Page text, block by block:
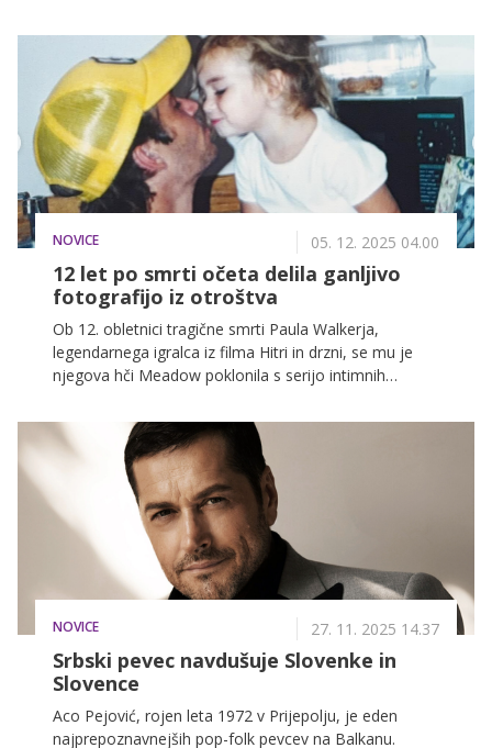
pred dobrim mesecem.
NOVICE 05. 12. 2025 04.00
12 let po smrti očeta delila ganljivo
fotografijo iz otroštva
Ob 12. obletnici tragične smrti Paula Walkerja,
legendarnega igralca iz filma Hitri in drzni, se mu je
njegova hči Meadow poklonila s serijo intimnih
NOVICE 27. 11. 2025 14.37
Srbski pevec navdušuje Slovenke in
Slovence
Aco Pejović, rojen leta 1972 v Prijepolju, je eden
najprepoznavnejših pop-folk pevcev na Balkanu.